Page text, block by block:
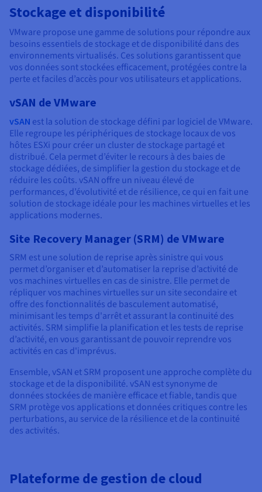
Stockage et disponibilité
VMware propose une gamme de solutions pour répondre aux
besoins essentiels de stockage et de disponibilité dans des
environnements virtualisés. Ces solutions garantissent que
vos données sont stockées efficacement, protégées contre la
perte et faciles d’accès pour vos utilisateurs et applications.
vSAN de VMware
vSAN est la solution de stockage défini par logiciel de VMware.
Elle regroupe les périphériques de stockage locaux de vos
hôtes ESXi pour créer un cluster de stockage partagé et
distribué. Cela permet d’éviter le recours à des baies de
stockage dédiées, de simplifier la gestion du stockage et de
réduire les coûts. vSAN offre un niveau élevé de
performances, d’évolutivité et de résilience, ce qui en fait une
solution de stockage idéale pour les machines virtuelles et les
applications modernes.
Site Recovery Manager (SRM) de VMware
SRM est une solution de reprise après sinistre qui vous
permet d’organiser et d’automatiser la reprise d’activité de
vos machines virtuelles en cas de sinistre. Elle permet de
répliquer vos machines virtuelles sur un site secondaire et
offre des fonctionnalités de basculement automatisé,
minimisant les temps d'arrêt et assurant la continuité des
activités. SRM simplifie la planification et les tests de reprise
d’activité, en vous garantissant de pouvoir reprendre vos
activités en cas d'imprévus.
Ensemble, vSAN et SRM proposent une approche complète du
stockage et de la disponibilité. vSAN est synonyme de
données stockées de manière efficace et fiable, tandis que
SRM protège vos applications et données critiques contre les
perturbations, au service de la résilience et de la continuité
des activités.
Plateforme de gestion de cloud